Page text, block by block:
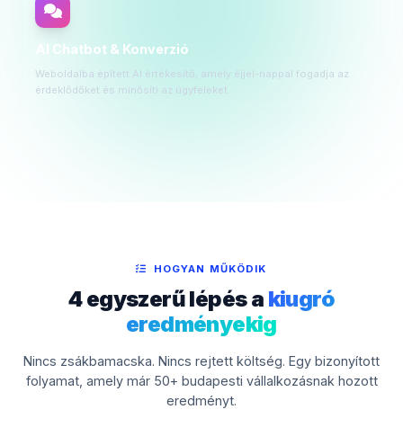
AI Chatbot & Konverzió
Weboldalba épített AI értékesítő, amely éjjel-nappal fogadja az
érdeklődőket és minősíti az ügyfeleket.
HOGYAN MŰKÖDIK
4 egyszerű lépés a kiugró
eredményekig
Nincs zsákbamacska. Nincs rejtett költség. Egy bizonyított
folyamat, amely már 50+ budapesti vállalkozásnak hozott
eredményt.